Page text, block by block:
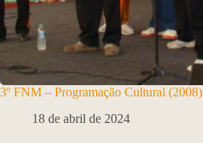
3º FNM – Programação Cultural (2008)
18 de abril de 2024